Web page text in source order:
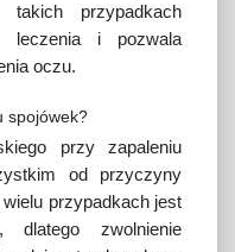
przypadkach
leczenia i pozwala
oczu.
spojówek?
przy zapaleniu
od przyczyny
przypadkach jest
dlatego zwolnienie